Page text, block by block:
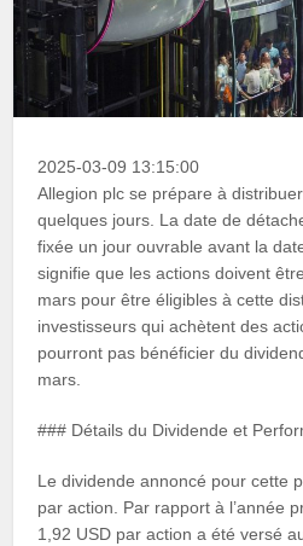
2025-03-09 13:15:00
Allegion plc se prépare à
quelques jours. La date de
fixée un jour ouvrable avant la
signifie que les actions doivent
mars pour être éligibles à cette
investisseurs qui achètent des
pourront pas bénéficier du
mars.
### Détails du Dividende et
Le dividende annoncé pour cette
par action. Par rapport à l’année
1,92 USD par action a été versé